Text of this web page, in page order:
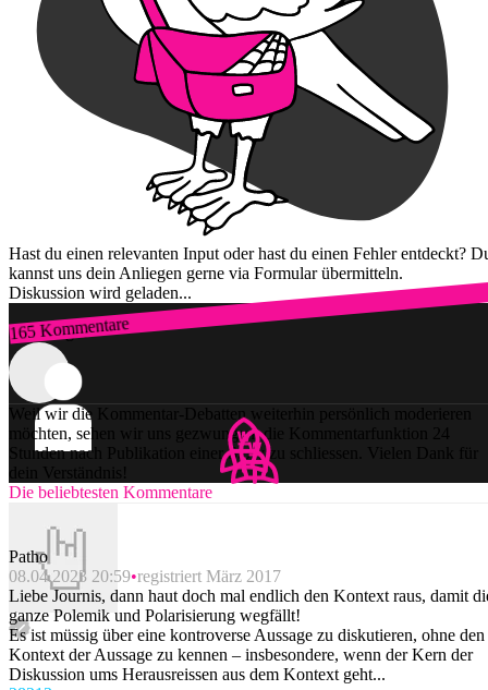
Hast du einen relevanten Input oder hast du einen Fehler entdeckt?
kannst uns dein Anliegen gerne via Formular übermitteln.
Diskussion wird geladen...
165 Kommentare
Zum Login
Weil wir die Kommentar-Debatten weiterhin persönlich moderieren
möchten, sehen wir uns gezwungen, die Kommentarfunktion 24
Stunden nach Publikation einer Story zu schliessen. Vielen Dank für
dein Verständnis!
Die beliebtesten Kommentare
Patho
08.04.2023 20:59 registriert März 2017
Liebe Journis, dann haut doch mal endlich den Kontext raus, damit
ganze Polemik und Polarisierung wegfällt!
Es ist müssig über eine kontroverse Aussage zu diskutieren, ohne den
Kontext der Aussage zu kennen – insbesondere, wenn der Kern der
Diskussion ums Herausreissen aus dem Kontext geht...